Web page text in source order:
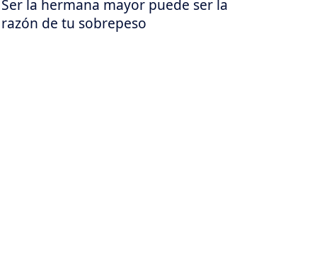
Ser la hermana mayor puede ser la
razón de tu sobrepeso